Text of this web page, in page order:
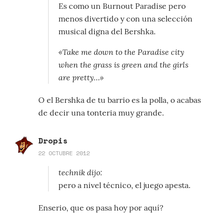
Es como un Burnout Paradise pero
menos divertido y con una selección
musical digna del Bershka.
«Take me down to the Paradise city
when the grass is green and the girls
are pretty…»
O el Bershka de tu barrio es la polla, o acabas
de decir una tonteria muy grande.
Dropis
22 OCTUBRE 2012
technik dijo:
pero a nivel técnico, el juego apesta.
Enserio, que os pasa hoy por aquí?